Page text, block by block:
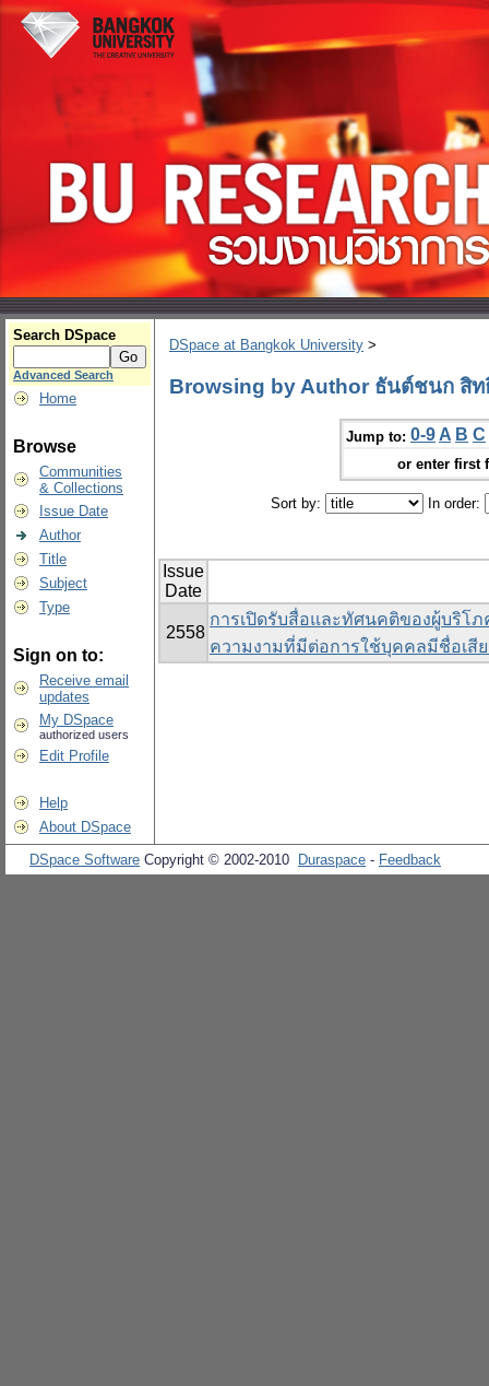
Search DSpace
Advanced Search
Home
Browse
Communities
& Collections
Issue Date
Author
Title
Subject
Type
Sign on to:
Receive email
updates
My DSpace
authorized users
Edit Profile
Help
About DSpace
DSpace at Bangkok University >
Browsing by Author ธันต์ชนก สิ
Jump to: 0-9 A B C
or enter first
Sort by: In order:
Issue
Date
2558
การเปิดรับสื่อและทัศนคติของผู้บริโ
ความงามที่มีต่อการใช้บุคคลมีชื่อเสี
DSpace Software Copyright © 2002-2010 Duraspace - Feedback